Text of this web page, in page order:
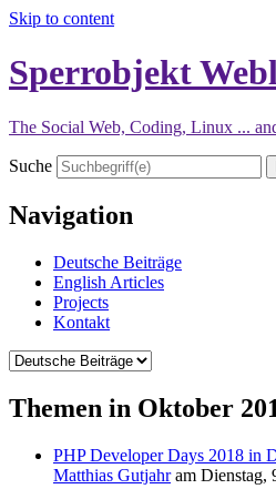
Skip to content
Sperrobjekt
The Social Web, Coding, Linux ...
Suche
Navigation
Deutsche Beiträge
English Articles
Projects
Kontakt
Themen in Oktober
PHP Developer Days 2018 in
Matthias Gutjahram Dienstag,